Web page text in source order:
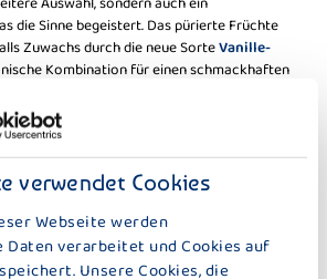
verwendet Cookies
Webseite werden
Daten verarbeitet und Cookies auf
Unsere Cookies, die
die Sinne begeistert. Das pürierte Früchte
Zuwachs durch die neue SorteVanille-
Kombination für einen schmackhaften
Mandarinenkuchen
zu generieren, wird „Der Große Bauer“
unterstützt. Vor
mit humorvollen Botschaften platziert,
der Verbraucher unmittelbar vor ihrem
dazu wird der Relaunch im Radio und in der